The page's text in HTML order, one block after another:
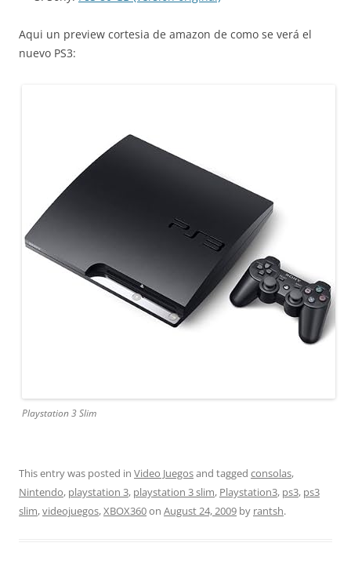
Aqui un preview cortesia de amazon de como se verá el
nuevo PS3:
Playstation 3 Slim
This entry was posted in Video Juegosand tagged consolas,
Nintendo, playstation 3, playstation 3 slim, Playstation3, ps3, ps3
slim,videojuegos,XBOX360on August 24, 2009 by rantsh.